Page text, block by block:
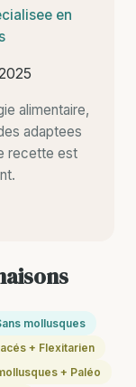
en
alimentaire,
adaptees
recette est
mollusques
+ Flexitarien
+ Paléo